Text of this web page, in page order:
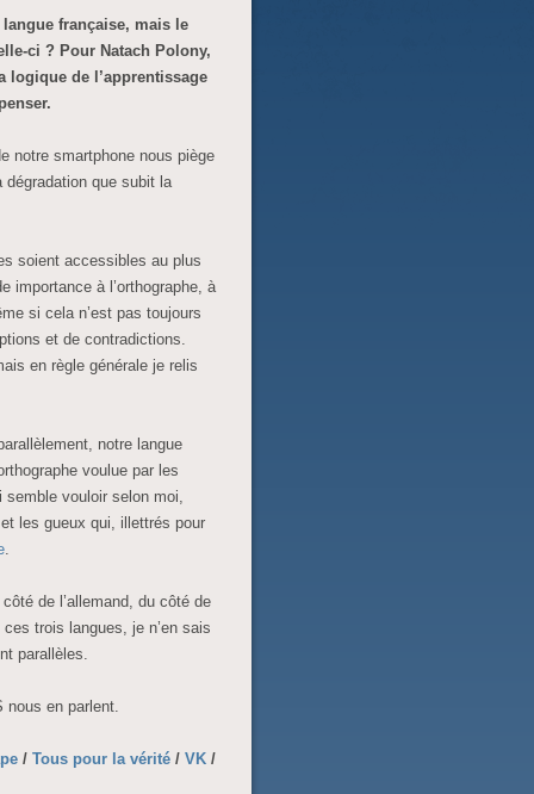
française, mais le
ci ? Pour Natach Polony,
logique de l’apprentissage
notre smartphone nous piège
que subit la
soient accessibles au plus
importance à l’orthographe, à
si cela n’est pas toujours
et de contradictions.
en règle générale je relis
notre langue
voulue par les
vouloir selon moi,
les gueux qui, illettrés pour
de l’allemand, du côté de
trois langues, je n’en sais
parallèles.
en parlent.
/ Tous pour la vérité / VK /